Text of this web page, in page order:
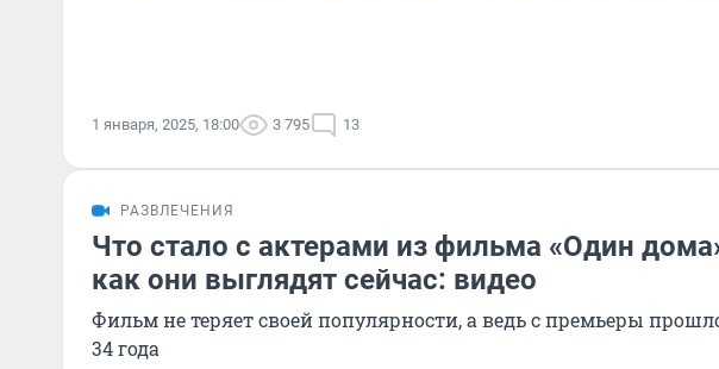
1 января, 2025, 18:00 3 795 13
РАЗВЛЕЧЕНИЯ
Что стало с актерами из фильма «Один
как они выглядят сейчас: видео
Фильм не теряет своей популярности, а ведь с премьеры
34 года